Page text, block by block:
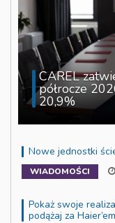
CAREL
półrocze
20,9%
Nowe jednostki
WIADOMOŚCI
Pokaż swoje
podążaj za